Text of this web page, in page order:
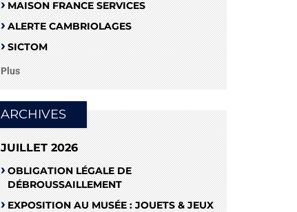
MAISON FRANCE SERVICES
ALERTE CAMBRIOLAGES
SICTOM
Plus
ARCHIVES
JUILLET 2026
OBLIGATION LÉGALE DE
DÉBROUSSAILLEMENT
EXPOSITION AU MUSÉE : JOUETS & JEUX